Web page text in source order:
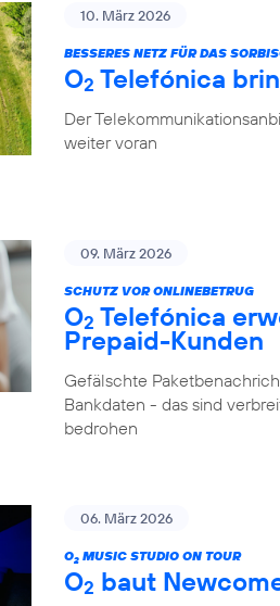
10. März 2026
BESSERES NETZ FÜR DAS
O2 Telefónica
Der
weiter voran
09. März 2026
SCHUTZ VOR ONLINEBETRUG
O2 Telefónica
Prepaid-Kunden
Gefälschte
Bankdaten - das sind
bedrohen
06. März 2026
O2 MUSIC STUDIO ON TOUR
O2 baut